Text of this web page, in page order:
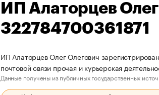
ИП Алаторцев
322784700361871
ИП Алаторцев Олег Олегович
почтовой связи прочая и курьерская
Данные получены из публичных государственных